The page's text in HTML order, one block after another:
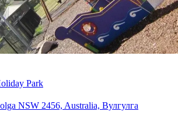
Park
NSW 2456, Australia, Вулгулга